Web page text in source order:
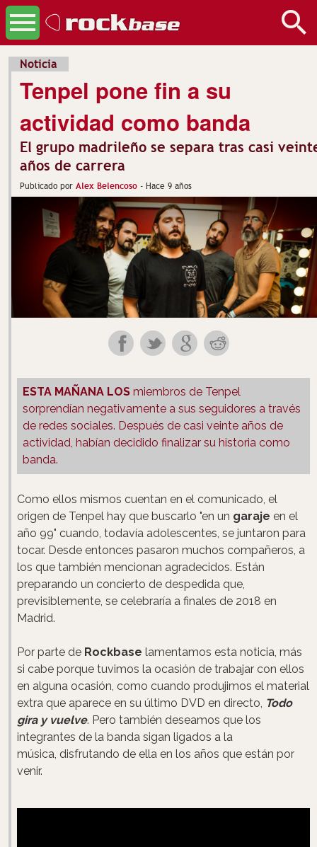
Noticia
Tenpel pone fin a su
actividad como banda
El grupo madrileño se separa tras casi
años de carrera
Publicado por Alex Belencoso - Hace 9 años
ESTA MAÑANA LOS miembros de Tenpel
sorprendían negativamente a sus seguidores a través
de redes sociales. Después de casi veinte años de
actividad, habían decidido finalizar su historia como
banda.
Como ellos mismos cuentan en el comunicado, el
origen de Tenpel hay que buscarlo "en un garaje en el
año 99" cuando, todavía adolescentes, se juntaron para
tocar. Desde entonces pasaron muchos compañeros, a
los que también mencionan agradecidos. Están
preparando un concierto de despedida que,
previsiblemente, se celebraría a finales de 2018 en
Madrid.
Por parte de Rockbase lamentamos esta noticia, más
si cabe porque tuvimos la ocasión de trabajar con ellos
en alguna ocasión, como cuando produjimos el material
extra que aparece en su último DVD en directo, Todo
gira y vuelve. Pero también deseamos que los
integrantes de la banda sigan ligados a la
música, disfrutando de ella en los años que están por
venir.